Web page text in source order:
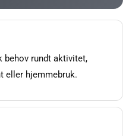
behov rundt aktivitet,
eller hjemmebruk.